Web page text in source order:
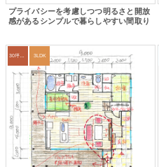
プライバシーを考慮しつつ明るさと開放
感があるシンプルで暮らしやすい間取り
3LDK